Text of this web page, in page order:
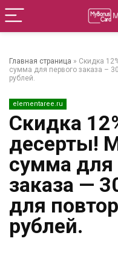
Главная страница » Скидка
сумма для первого заказа –
рублей.
elementaree.ru
Скидка
десерты!
сумма для
заказа —
для
рублей.